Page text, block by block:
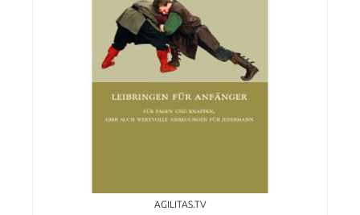
AGILITAS.TV